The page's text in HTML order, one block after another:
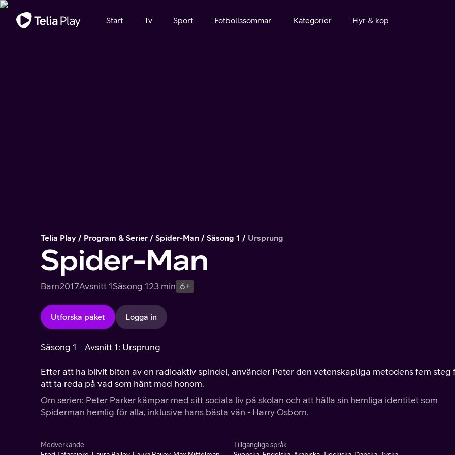
Viktigt meddelande
Start Tv Sport Fotbollssommar Kategorier Hyr & köp
Telia Play Program & Serier Spider-Man Säsong 1 Ursprung
Spider-Man
Barn2017Avsnitt 1Säsong 123 min 6+
Utforska paket Logga in
Säsong 1 Avsnitt 1: Ursprung
Efter att ha blivit biten av en radioaktiv spindel, använder Peter den vetenskapliga metodens fem steg
att ta reda på vad som hänt med honom.
Om serien: Peter Parker kämpar med sitt sociala liv på skolan och att hålla sin hemliga identitet som
Spiderman hemlig för alla, inklusive hans bästa vän - Harry Osborn.
Medverkande
Tillgängliga språk